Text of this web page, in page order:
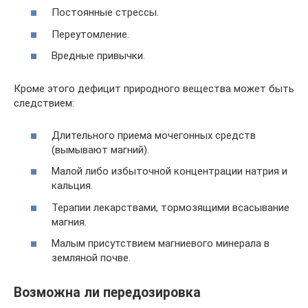
Постоянные стрессы.
Переутомление.
Вредные привычки.
Кроме этого дефицит природного вещества может быть
следствием:
Длительного приема мочегонных средств
(вымывают магний).
Малой либо избыточной концентрации натрия и
кальция.
Терапии лекарствами, тормозящими всасывание
магния.
Малым присутствием магниевого минерала в
земляной почве.
Возможна ли передозировка